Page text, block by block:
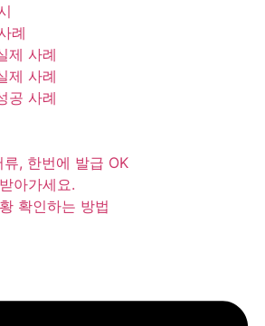
례
제 사례
제 사례
공 사례
류, 한번에 발급 OK
아가세요.
확인하는 방법